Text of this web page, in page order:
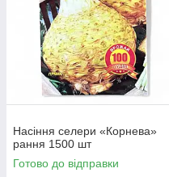
Насіння селери «Корнева»
рання 1500 шт
Готово до відправки